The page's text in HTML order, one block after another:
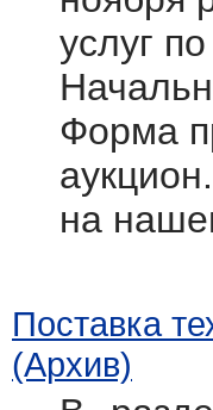
услуг
Форма
на
Поставка
(Архив)